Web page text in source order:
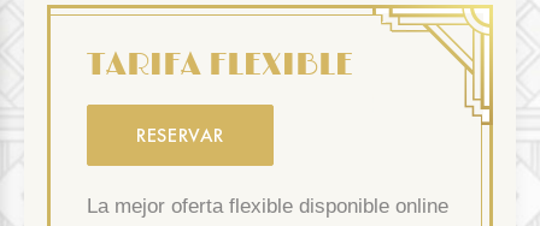
TARIFA FLEXIBLE
RESERVAR
La mejor oferta flexible disponible online